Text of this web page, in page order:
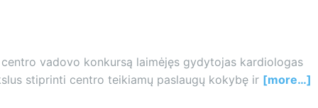
vadovo konkursą laimėjęs gydytojas kardiologas
stiprinti centro teikiamų paslaugų kokybę ir [more…]